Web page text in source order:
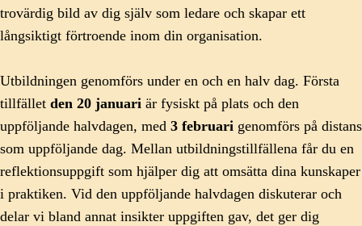
trovärdig bild av dig själv som ledare och skapar ett
långsiktigt förtroende inom din organisation.
Utbildningen genomförs under en och en halv dag. Första
tillfället den 20 januari är fysiskt på plats och den
uppföljande halvdagen, med 3 februari genomförs på distans
som uppföljande dag. Mellan utbildningstillfällena får du en
reflektionsuppgift som hjälper dig att omsätta dina kunskaper
i praktiken. Vid den uppföljande halvdagen diskuterar och
delar vi bland annat insikter uppgiften gav, det ger dig